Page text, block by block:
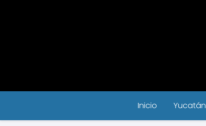
Inicio Yucatán